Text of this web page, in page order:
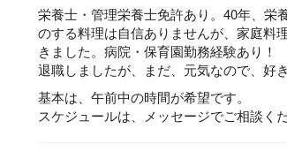
栄養士・管理栄養士免許あり。40年、栄
のする料理は自信ありませんが、家庭料
きました。病院・保育園勤務経験あり！
退職しましたが、まだ、元気なので、好
基本は、午前中の時間が希望です。
スケジュールは、メッセージでご相談くだ